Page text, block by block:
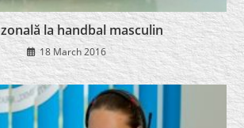
zonală la handbal masculin
18 March 2016